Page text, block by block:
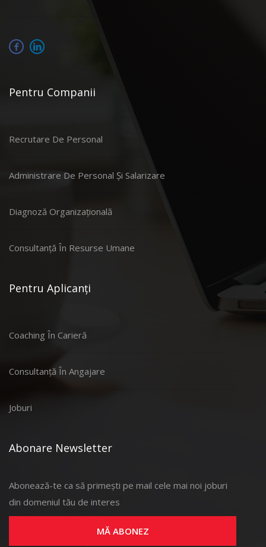
Pentru Companii
Recrutare De Personal
Administrare De Personal Și Salarizare
Diagnoză Organizațională
Consultanță În Resurse Umane
Pentru Aplicanți
Coaching În Carieră
Consultanță În Angajare
Joburi
Abonare Newsletter
Abonează-te ca să primești pe mail cele mai noi joburi
din domeniul tău de interes
MĂ ABONEZ